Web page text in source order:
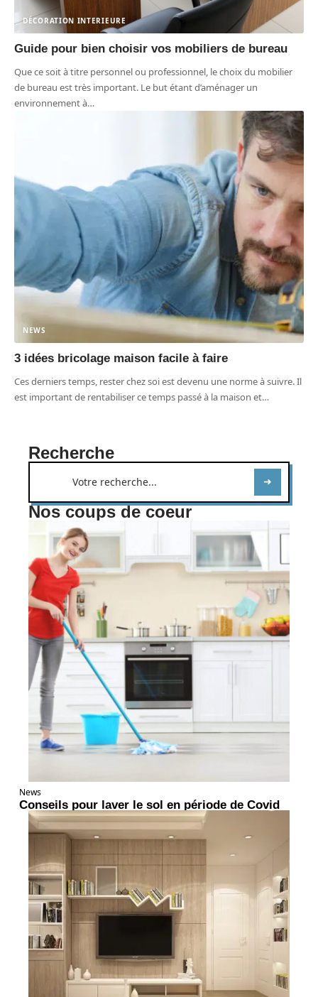
DÉCORATION INTERIEURE
Guide pour bien choisir vos mobiliers de bureau
Que ce soit à titre personnel ou professionnel, le choix du mobilier
de bureau est très important. Le but étant d’aménager un
environnement à…
NEWS
3 idées bricolage maison facile à faire
Ces derniers temps, rester chez soi est devenu une norme à suivre. Il
est important de rentabiliser ce temps passé à la maison et…
Recherche
Nos coups de coeur
News
Conseils pour laver le sol en période de Covid